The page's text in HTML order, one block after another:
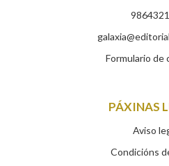
Formulario de
PÁXINAS
Aviso
Condicións